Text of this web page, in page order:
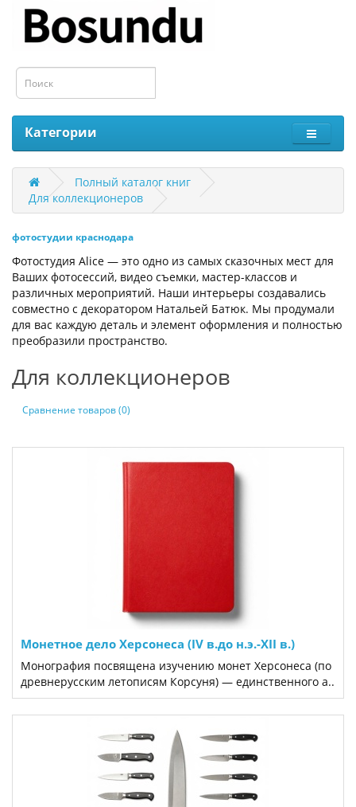
Категории
Полный каталог книг
Для коллекционеров
фотостудии краснодара
Фотостудия Alice — это одно из самых сказочных мест для
Ваших фотосессий, видео съемки, мастер-классов и
различных мероприятий. Наши интерьеры создавались
совместно с декоратором Натальей Батюк. Мы продумали
для вас каждую деталь и элемент оформления и полностью
преобразили пространство.
Для коллекционеров
Сравнение товаров (0)
Монетное дело Херсонеса (IV в.до н.э.-XII в.)
Монография посвящена изучению монет Херсонеса (по
древнерусским летописям Корсуня) — единственного а..